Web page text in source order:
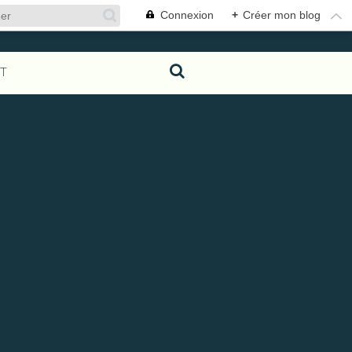
Connexion + Créer mon blog